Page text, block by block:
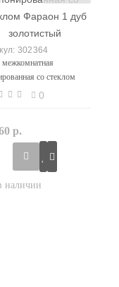
302364
межкомнатная
со стеклом
1 дуб золотистый
0
р.